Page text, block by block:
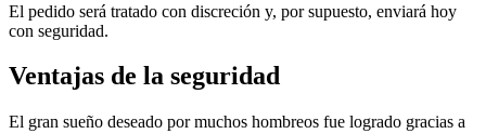
El pedido será tratado con discreción y, por supuesto, enviará hoy
con seguridad.
Ventajas de la seguridad
El gran sueño deseado por muchos hombreos fue logrado gracias a